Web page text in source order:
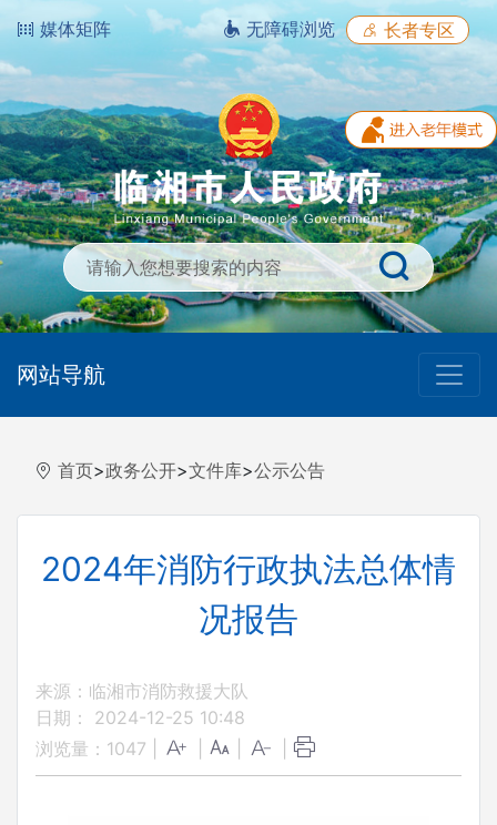
媒体矩阵 无障碍浏览 长者专区
网站导航
首页>政务公开>文件库>公示公告
2024年消防行政执法总体情
况报告
来源：临湘市消防救援大队
日期： 2024-12-25 10:48
浏览量： 1047